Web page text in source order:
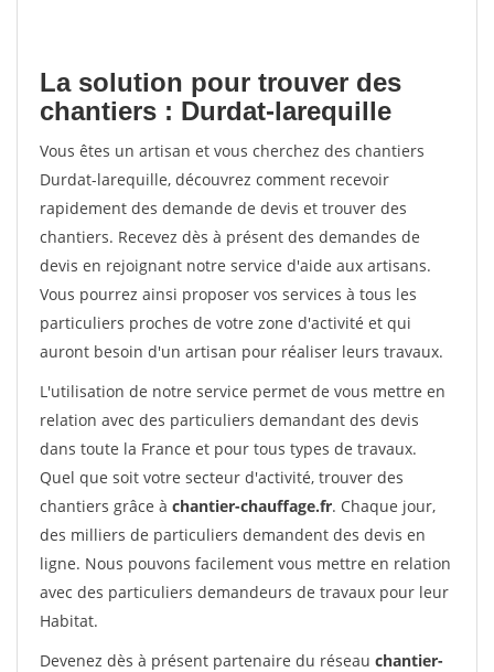
La solution pour trouver des
chantiers : Durdat-larequille
Vous êtes un artisan et vous cherchez des chantiers
Durdat-larequille, découvrez comment recevoir
rapidement des demande de devis et trouver des
chantiers. Recevez dès à présent des demandes de
devis en rejoignant notre service d'aide aux artisans.
Vous pourrez ainsi proposer vos services à tous les
particuliers proches de votre zone d'activité et qui
auront besoin d'un artisan pour réaliser leurs travaux.
L'utilisation de notre service permet de vous mettre en
relation avec des particuliers demandant des devis
dans toute la France et pour tous types de travaux.
Quel que soit votre secteur d'activité, trouver des
chantiers grâce à chantier-chauffage.fr. Chaque jour,
des milliers de particuliers demandent des devis en
ligne. Nous pouvons facilement vous mettre en relation
avec des particuliers demandeurs de travaux pour leur
Habitat.
Devenez dès à présent partenaire du réseau chantier-